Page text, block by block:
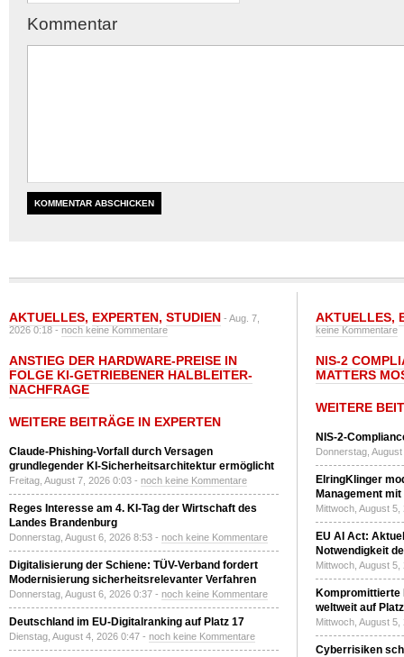
Kommentar
AKTUELLES, EXPERTEN, STUDIEN - Aug. 7,
2026 0:18 -noch keine Kommentare
ANSTIEG DER HARDWARE-PREISE IN
FOLGE KI-GETRIEBENER HALBLEITER-
NACHFRAGE
WEITERE BEITRÄGE IN EXPERTEN
Claude-Phishing-Vorfall durch Versagen
grundlegender KI-Sicherheitsarchitektur ermöglicht
Freitag, August 7, 2026 0:03 - noch keine Kommentare
Reges Interesse am 4. KI-Tag der Wirtschaft des
Landes Brandenburg
Donnerstag, August 6, 2026 8:53 - noch keine Kommentare
Digitalisierung der Schiene: TÜV-Verband fordert
Modernisierung sicherheitsrelevanter Verfahren
Donnerstag, August 6, 2026 0:37 - noch keine Kommentare
Deutschland im EU-Digitalranking auf Platz 17
Dienstag, August 4, 2026 0:47 - noch keine Kommentare
AKTUELLES,
keine Kommentare
NIS-2
MATTERS
WEITERE
NIS-2-
Donnerstag,
ElringKlinger
Management
Mittwoch, August
EU AI Act:
Notwendigkeit
Mittwoch, August
Kompromittierte
weltweit auf
Mittwoch, August
Cyberrisiken